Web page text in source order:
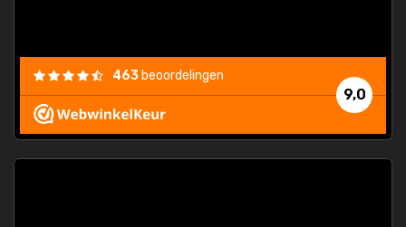
9,0
463 beoordelingen